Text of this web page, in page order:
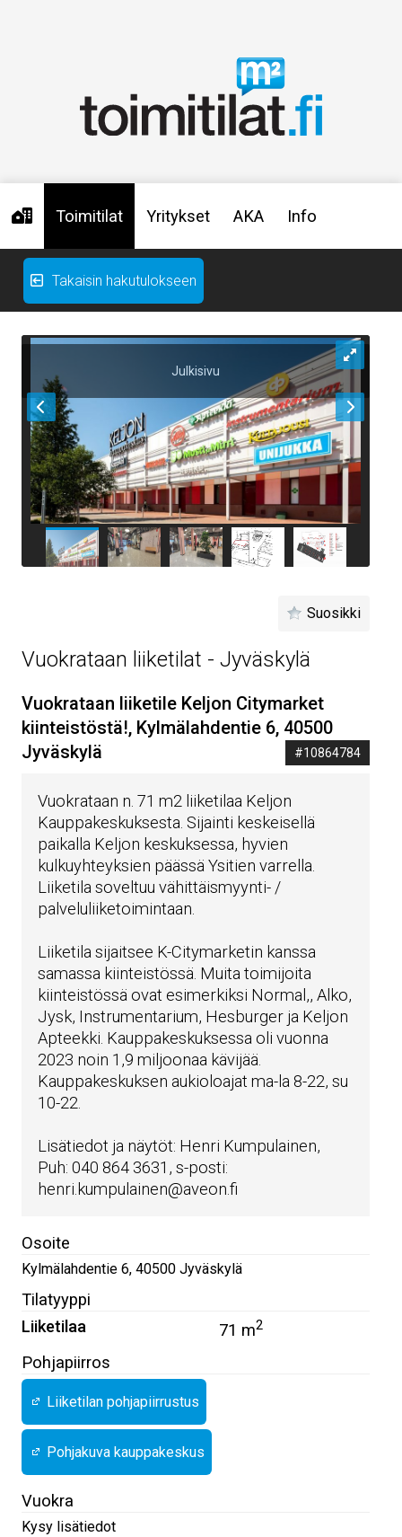
Toimitilat Yritykset AKA Info
Takaisin hakutulokseen
Julkisivu
Suosikki
Vuokrataan liiketilat - Jyväskylä
Vuokrataan liiketile Keljon Citymarket
kiinteistöstä!, Kylmälahdentie 6, 40500
Jyväskylä
#10864784
Vuokrataan n. 71 m2 liiketilaa Keljon
Kauppakeskuksesta. Sijainti keskeisellä
paikalla Keljon keskuksessa, hyvien
kulkuyhteyksien päässä Ysitien varrella.
Liiketila soveltuu vähittäismyynti- /
palveluliiketoimintaan.
Liiketila sijaitsee K-Citymarketin kanssa
samassa kiinteistössä. Muita toimijoita
kiinteistössä ovat esimerkiksi Normal,, Alko,
Jysk, Instrumentarium, Hesburger ja Keljon
Apteekki. Kauppakeskuksessa oli vuonna
2023 noin 1,9 miljoonaa kävijää.
Kauppakeskuksen aukioloajat ma-la 8-22, su
10-22.
Lisätiedot ja näytöt: Henri Kumpulainen,
Puh: 040 864 3631, s-posti:
henri.kumpulainen@aveon.fi
Osoite
Kylmälahdentie 6, 40500 Jyväskylä
Tilatyyppi
Liiketilaa
71 m2
Pohjapiirros
Liiketilan pohjapiirrustus
Pohjakuva kauppakeskus
Vuokra
Kysy lisätiedot